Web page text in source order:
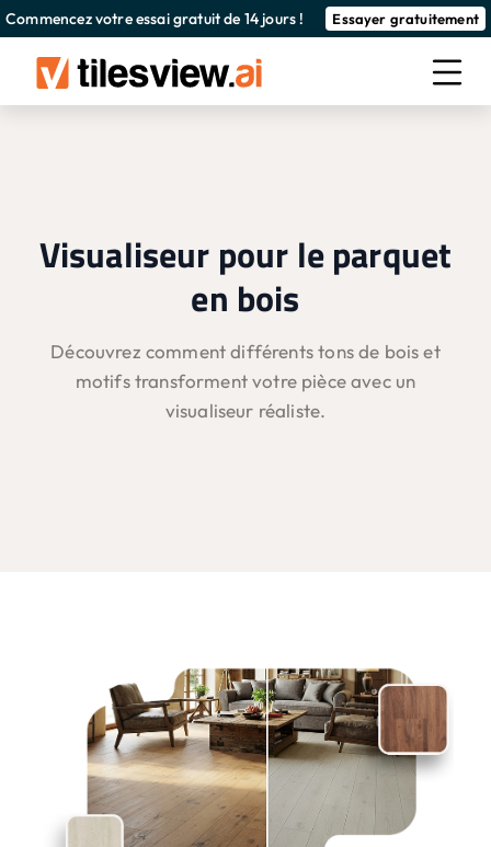
Commencez votre essai gratuit de 14 jours ! Essayer gratuitement
Visualiseur pour le parquet
en bois
Découvrez comment différents tons de bois et
motifs transforment votre pièce avec un
visualiseur réaliste.